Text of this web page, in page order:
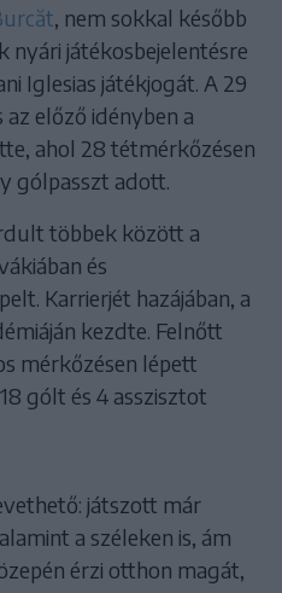
, nem sokkal később
nyári játékosbejelentésre
Iglesias játékjogát. A 29
előző idényben a
ahol 28 tétmérkőzésen
gólpasszt adott.
többek között a
és
Karrierjét hazájában, a
kezdte. Felnőtt
mérkőzésen lépett
gólt és 4 asszisztot
játszott már
a széleken is, ám
érzi otthon magát,